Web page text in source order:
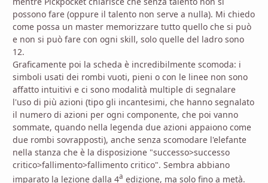
possono fare (oppure il talento non serve a nulla). Mi chiedo
come possa un master memorizzare tutto quello che si può
e non si può fare con ogni skill, solo quelle del ladro sono
12.
Graficamente poi la scheda è incredibilmente scomoda: i
simboli usati dei rombi vuoti, pieni o con le linee non sono
affatto intuitivi e ci sono modalità multiple di segnalare
l'uso di più azioni (tipo gli incantesimi, che hanno segnalato
il numero di azioni per ogni componente, che poi vanno
sommate, quando nella legenda due azioni appaiono come
due rombi sovrapposti), anche senza scomodare l'elefante
nella stanza che è la disposizione "successo>successo
critico>fallimento>fallimento critico". Sembra abbiano
imparato la lezione dalla 4a edizione, ma solo fino a metà.